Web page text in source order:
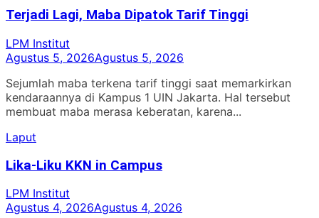
Terjadi Lagi, Maba Dipatok Tarif Tinggi
LPM Institut
Agustus 5, 2026Agustus 5, 2026
Sejumlah maba terkena tarif tinggi saat memarkirkan
kendaraannya di Kampus 1 UIN Jakarta. Hal tersebut
membuat maba merasa keberatan, karena...
Laput
Lika-Liku KKN in Campus
LPM Institut
Agustus 4, 2026Agustus 4, 2026